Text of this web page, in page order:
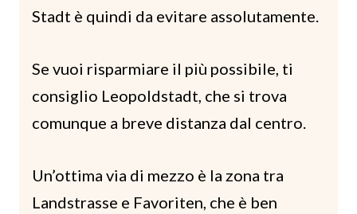
Stadt è quindi da evitare assolutamente.
Se vuoi risparmiare il più possibile, ti
consiglio Leopoldstadt, che si trova
comunque a breve distanza dal centro.
Un’ottima via di mezzo è la zona tra
Landstrasse e Favoriten, che è ben